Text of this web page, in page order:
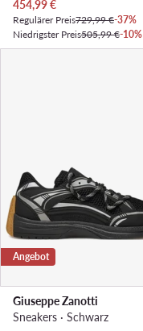
Aktueller Preis
454,99€
Regulärer Preis729,99 €-37%
Niedrigster Preis505,99 €-10%
Angebot
Giuseppe Zanotti
Sneakers · Schwarz